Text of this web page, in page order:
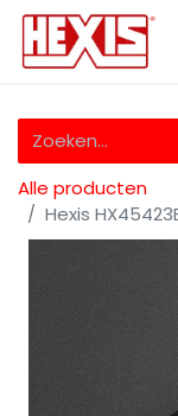
Alle producten
Hexis